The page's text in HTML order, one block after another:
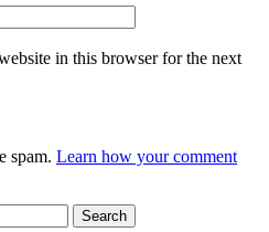
in this browser for the next
spam. Learn how your comment